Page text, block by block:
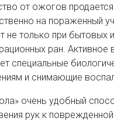
от ожогов
на пораженный
не только при бытовых
ран.
специальные
и снимающие
очень удобный
рук к